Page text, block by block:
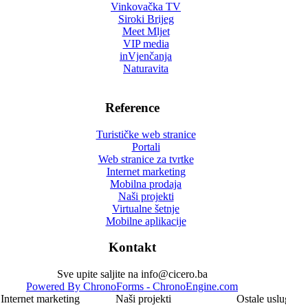
Vinkovačka TV
Siroki Brijeg
Meet Mljet
VIP media
inVjenčanja
Naturavita
Reference
Turističke web stranice
Portali
Web stranice za tvrtke
Internet marketing
Mobilna prodaja
Naši projekti
Virtualne šetnje
Mobilne aplikacije
Kontakt
Sve upite saljite na info@cicero.ba
Powered By ChronoForms - ChronoEngine.com
Internet marketing Naši projekti Ostale